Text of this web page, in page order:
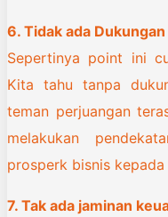
6. Tidak ada
Sepertinya point ini
Kita tahu tanpa
teman perjuangan
melakukan
prosperk bisnis kepada
7. Tak ada jaminan